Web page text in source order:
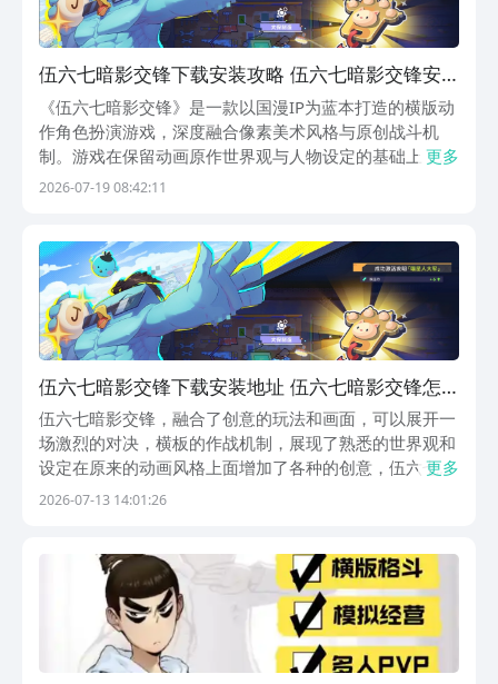
伍六七暗影交锋下载安装攻略 伍六七暗影交锋安
卓iOS最新版本下载方法
《伍六七暗影交锋》是一款以国漫IP为蓝本打造的横版动
作角色扮演游戏，深度融合像素美术风格与原创战斗机
制。游戏在保留动画原作世界观与人物设定的基础上，重
构了视觉表现与交互逻辑，通过高帧率连招系统、属性克
更多
2026-07-19 08:42:11
伍六七暗影交锋下载安装地址 伍六七暗影交锋怎
么下载
伍六七暗影交锋，融合了创意的玩法和画面，可以展开一
场激烈的对决，横板的作战机制，展现了熟悉的世界观和
设定在原来的动画风格上面增加了各种的创意，伍六七暗
影交锋下载安装，大家都非常喜欢这种像素风格的游戏，
更多
2026-07-13 14:01:26